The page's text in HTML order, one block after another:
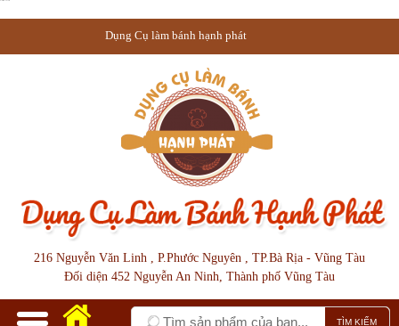
Dụng Cụ làm bánh hạnh phát
216 Nguyễn Văn Linh , P.Phước Nguyên , TP.Bà Rịa - Vũng Tàu
Đối diện 452 Nguyễn An Ninh, Thành phố Vũng Tàu